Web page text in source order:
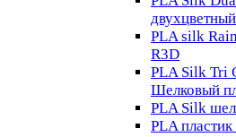
PLA silk
R3D
PLA Silk Tri
Шелковый
PLA Silk
PLA